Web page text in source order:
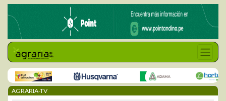
AGRARIA-TV